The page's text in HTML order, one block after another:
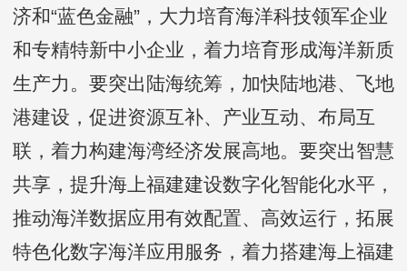
济和“蓝色金融”，大力培育海洋科技领军企业
和专精特新中小企业，着力培育形成海洋新质
生产力。要突出陆海统筹，加快陆地港、飞地
港建设，促进资源互补、产业互动、布局互
联，着力构建海湾经济发展高地。要突出智慧
共享，提升海上福建建设数字化智能化水平，
推动海洋数据应用有效配置、高效运行，拓展
特色化数字海洋应用服务，着力搭建海上福建